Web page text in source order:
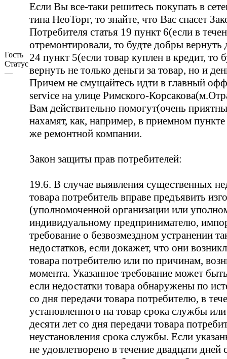
Гость
Статус
—
Если Вы все-таки решитесь покупать в
типа НеоТорг, то знайте, что Вас спасет
Потребителя статья 19 пункт 6(если в
отремонтировали, то будте добры вернуть
24 пункт 5(если товар куплен в кредит, то
вернуть не только деньги за товар, но и
Причем не смущайтесь идти в главный
service на улице Римского-
Вам действительно помогут(очень
нахамят, как, например, в приемном пункте
же ремонтной компании.
Закон защиты прав потребителей:
19.6. В случае выявления существенных
товара потребитель вправе предъявить
(уполномоченной организации или
индивидуальному предпринимателю,
требование о безвозмездном устранении
недостатков, если докажет, что они
товара потребителю или по причинам,
момента. Указанное требование может
если недостатки товара обнаружены по
со дня передачи товара потребителю, в
установленного на товар срока службы или
десяти лет со дня передачи товара
неустановления срока службы. Если
не удовлетворено в течение двадцати дней